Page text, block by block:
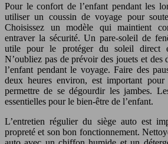
Pour le confort de l’enfant pendant les
utiliser un coussin de voyage pour
Choisissez un modèle qui maintient
entraver la sécurité. Un pare-soleil de
utile pour le protéger du soleil direct
N’oubliez pas de prévoir des jouets et des
l’enfant pendant le voyage. Faire des
deux heures environ, est important
permettre de se dégourdir les jambes.
essentielles pour le bien-être de l’enfant.
L’entretien régulier du siège auto est
propreté et son bon fonctionnement.